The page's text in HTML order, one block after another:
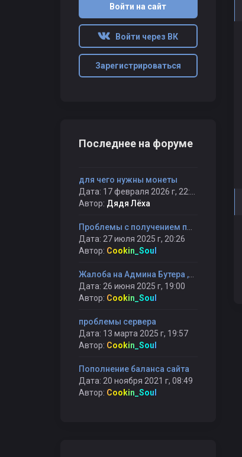
Войти на сайт
Войти через ВК
Зарегистрироваться
Последнее на форуме
для чего нужны монеты
Автор: Дядя Лёха
Дата: 27 июля 2025 г, 20:26
Автор: Cookin_Soul
Дата: 26 июня 2025 г, 19:00
Автор: Cookin_Soul
проблемы сервера
Дата: 13 марта 2025 г, 19:57
Автор: Cookin_Soul
Пополнение баланса сайта
Дата: 20 ноября 2021 г, 08:49
Автор: Cookin_Soul